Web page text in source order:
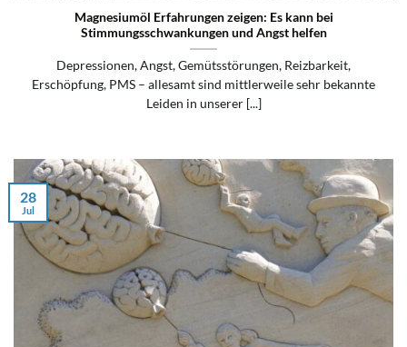
Magnesiumöl Erfahrungen zeigen: Es kann bei
Stimmungsschwankungen und Angst helfen
Depressionen, Angst, Gemütsstörungen, Reizbarkeit,
Erschöpfung, PMS – allesamt sind mittlerweile sehr bekannte
Leiden in unserer [...]
28
Jul